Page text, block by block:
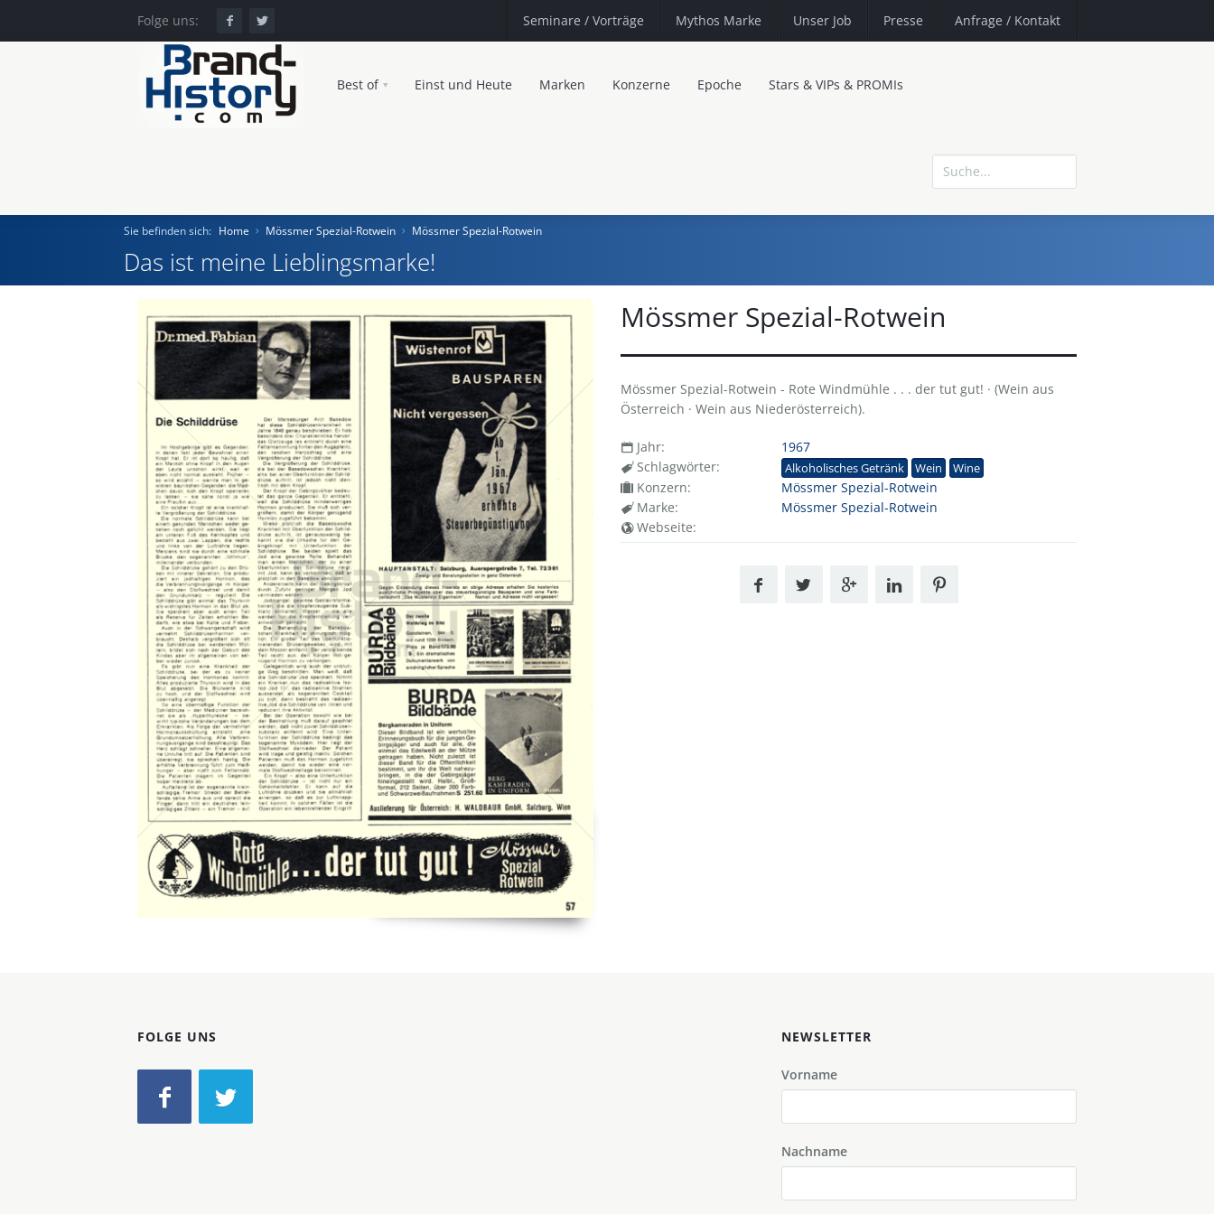
Folge uns: Seminare / Vorträge Mythos Marke Unser Job Presse Anfrage / Kontakt
Best of Einst und Heute Marken Konzerne Epoche Stars & VIPs & PROMIs
Home
Einst und Heute
Marken
Konzerne
Epoche
Sie befinden sich: Home Mössmer Spezial-Rotwein Mössmer Spezial-Rotwein
Das ist meine Lieblingsmarke!
Mössmer Spezial-Rotwein
Mössmer Spezial-Rotwein - Rote Windmühle . . . der tut gut! · (Wein aus
Österreich · Wein aus Niederösterreich).
Jahr:
1967
Schlagwörter:
Alkoholisches Getränk Wein Wine
Konzern:
Mössmer Spezial-Rotwein
Marke:
Mössmer Spezial-Rotwein
Webseite:
FOLGE UNS NEWSLETTER
Vorname
Nachname